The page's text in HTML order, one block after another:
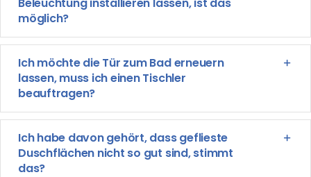
möglich?
Ich möchte die Tür zum Bad erneuern
lassen, muss ich einen Tischler
beauftragen?
Ich habe davon gehört, dass geflieste
Duschflächen nicht so gut sind, stimmt
das?